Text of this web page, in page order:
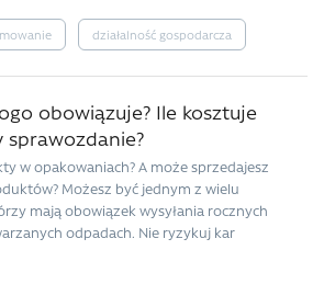
działalność gospodarcza
obowiązuje? Ile kosztuje
sprawozdanie?
w opakowaniach? A może sprzedajesz
Możesz być jednym z wielu
mają obowiązek wysyłania rocznych
odpadach. Nie ryzykuj kar